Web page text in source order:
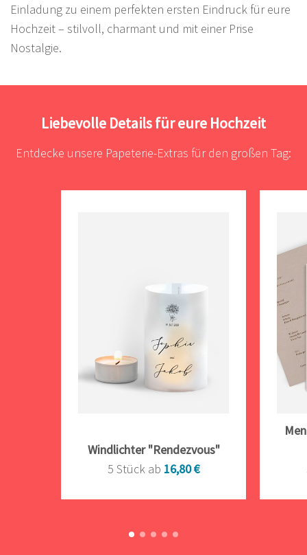
Einladung zu einem perfekten ersten Eindruck für eure
Hochzeit – stilvoll, charmant und mit einer Prise
Nostalgie.
Liebevolle Details für eure Hochzeit
Entdecke unsere Papeterie-Extras für den großen Tag:
Windlichter "Rendezvous"
5 Stück ab 16,80 €